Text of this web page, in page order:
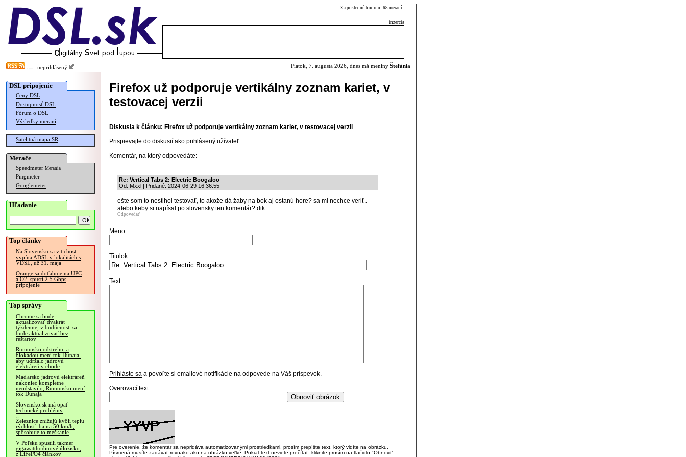
Za poslednú hodinu: 68 meraní
inzercia
neprihlásený Piatok, 7. augusta 2026, dnes má meniny Štefánia
DSL pripojenie
Ceny DSL
Dostupnosť DSL
Fórum o DSL
Výsledky meraní
Satelitná mapa SR
Merače
Speedmeter Merania
Pingmeter
Googlemeter
Hľadanie
Top články
Na Slovensku sa v tichosti
vypína ADSL v lokalitách s
VDSL, už 31. mája
Orange sa doťahuje na UPC
a O2, spustí 2.5 Gbps
pripojenie
Top správy
Chrome sa bude
aktualizovať dvakrát
týždenne, v budúcnosti sa
bude aktualizovať bez
reštartov
Rumunsko odstrelmi a
blokádou mení tok Dunaja,
aby udržalo jadrovú
elektráreň v chode
Maďarsko jadrovú elektráreň
nakoniec kompletne
neodstavilo, Rumunsko mení
tok Dunaja
Slovensko.sk má opäť
technické problémy
Železnice znižujú kvôli teplu
rýchlosť iba na 50 km/h,
spôsobuje to meškanie
V Poľsku spustili takmer
gigawatthodinové úložisko,
z LiFePO4 článkov
Firefox už podporuje vertikálny zoznam kariet, v
testovacej verzii
Diskusia k článku: Firefox už podporuje vertikálny zoznam kariet, v testovacej verzii
Prispievajte do diskusií ako prihlásený užívateľ.
Komentár, na ktorý odpovedáte:
Re: Vertical Tabs 2: Electric Boogaloo
Od: Mxxl | Pridané: 2024-06-29 16:36:55
ešte som to nestihol testovať, to akože dá žaby na bok aj ostanú hore? sa mi nechce veriť..
alebo keby si napísal po slovensky ten komentár? dik
Odpovedať
Meno:
Titulok:
Text:
Prihláste sa a povoľte si emailové notifikácie na odpovede na Váš príspevok.
Overovací text:
Pre overenie, že komentár sa nepridáva automatizovanými prostriedkami, prosím prepíšte text, ktorý vidíte na obrázku.
Písmená musíte zadávať rovnako ako na obrázku veľké. Pokiaľ text neviete prečítať, kliknite prosím na tlačidlo "Obnoviť